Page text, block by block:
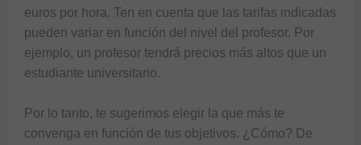
euros por hora. Ten en cuenta que las tarifas indicadas
pueden variar en función del nivel del profesor. Por
ejemplo, un profesor tendrá precios más altos que un
estudiante universitario.
Por lo tanto, te sugerimos elegir la que más te
convenga en función de tus objetivos. ¿Cómo? De